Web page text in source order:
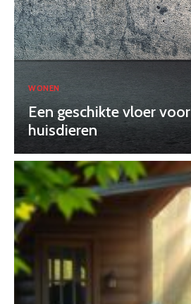
WONEN
Een geschikte vloer voor
huisdieren